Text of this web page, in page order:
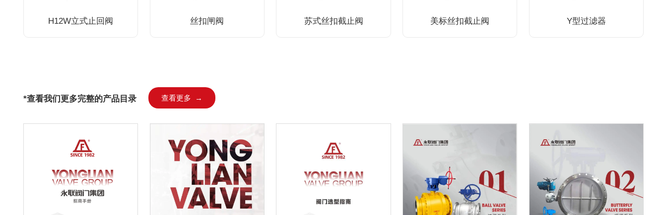
H12W立式止回阀 丝扣闸阀 苏式丝扣截止阀 美标丝扣截止阀 Y型过滤器
*查看我们更多完整的产品目录 查看更多 →